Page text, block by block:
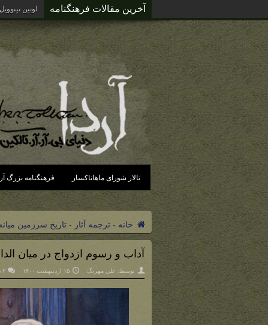
آخرین مقالات فرهنگنامه آردای گزند
تالار شورای ماهاناکسار فرهنگنامه بزرگ
خانه - ترجمه آثار - تاریخ سرزمین
آداب و رسوم ازدواج در میان
توسط: علی مهرنگ ۱۵ اردیبهشت ۱۴۰۰ ۲ دیدگاه